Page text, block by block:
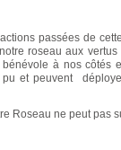
passées de
roseau aux
à nos côtés
et peuvent
Roseau ne peut pas